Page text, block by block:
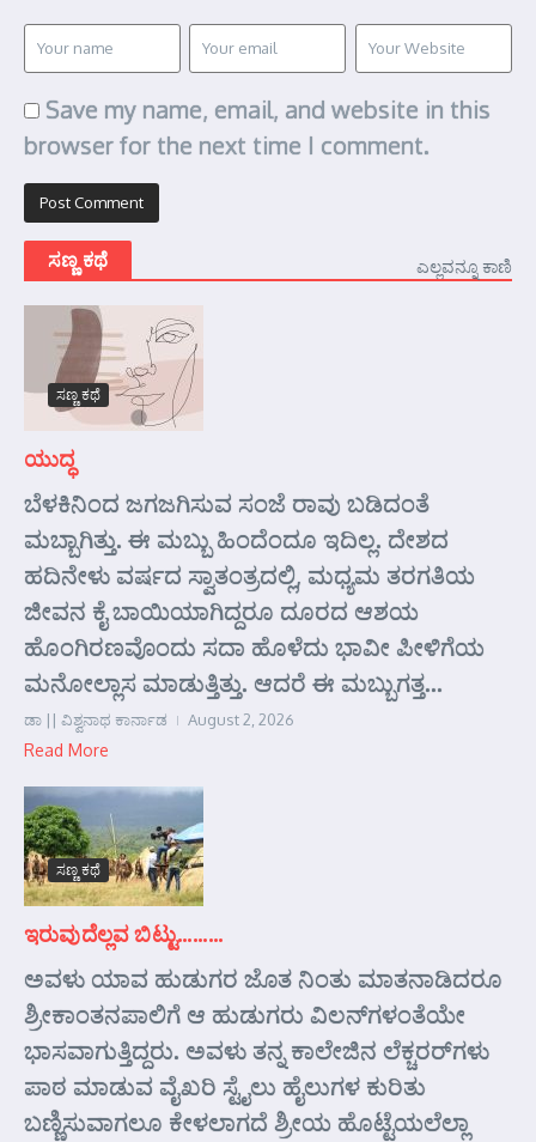
Save my name, email, and website in this
browser for the next time I comment.
ಸಣ್ಣ ಕಥೆ ಎಲ್ಲವನ್ನೂ ಕಾಣಿ
ಸಣ್ಣ ಕಥೆ
ಯುದ್ಧ
ಬೆಳಕಿನಿಂದ ಜಗಜಗಿಸುವ ಸಂಜೆ ರಾವು ಬಡಿದಂತೆ
ಮಬ್ಬಾಗಿತ್ತು. ಈ ಮಬ್ಬು ಹಿಂದೆಂದೂ ಇದಿಲ್ಲ. ದೇಶದ
ಹದಿನೇಳು ವರ್ಷದ ಸ್ವಾತಂತ್ರದಲ್ಲಿ, ಮಧ್ಯಮ ತರಗತಿಯ
ಜೀವನ ಕೈ ಬಾಯಿಯಾಗಿದ್ದರೂ ದೂರದ ಆಶಯ
ಹೊಂಗಿರಣವೊಂದು ಸದಾ ಹೊಳೆದು ಭಾವೀ ಪೀಳಿಗೆಯ
ಮನೋಲ್ಲಾಸ ಮಾಡುತ್ತಿತ್ತು. ಆದರೆ ಈ ಮಬ್ಬುಗತ್ತ...
ಡಾ || ವಿಶ್ವನಾಥ ಕಾರ್ನಾಡ August 2, 2026
Read More
ಸಣ್ಣ ಕಥೆ
ಇರುವುದೆಲ್ಲವ ಬಿಟ್ಟು………
ಅವಳು ಯಾವ ಹುಡುಗರ ಜೊತ ನಿಂತು ಮಾತನಾಡಿದರೂ
ಶ್ರೀಕಾಂತನಪಾಲಿಗೆ ಆ ಹುಡುಗರು ವಿಲನ್‌ಗಳಂತೆಯೇ
ಭಾಸವಾಗುತ್ತಿದ್ದರು. ಅವಳು ತನ್ನ ಕಾಲೇಜಿನ ಲೆಕ್ಚರರ್‌ಗಳು
ಪಾಠ ಮಾಡುವ ವೈಖರಿ ಸ್ಟೈಲು ಹೈಲುಗಳ ಕುರಿತು
ಬಣ್ಣಿಸುವಾಗಲೂ ಕೇಳಲಾಗದೆ ಶ್ರೀಯ ಹೊಟ್ಟೆಯಲೆಲ್ಲಾ